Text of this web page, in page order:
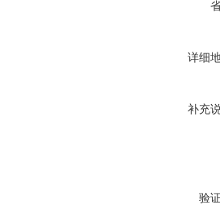
详细
补充
验